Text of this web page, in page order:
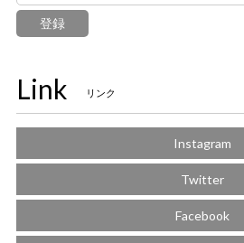
登録
Link リンク
Instagram
Twitter
Facebook